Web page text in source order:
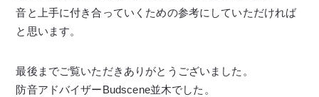
音と上手に付き合っていくための参考にしていただければ
と思います。
最後までご覧いただきありがとうございました。
防音アドバイザーBudscene並木でした。